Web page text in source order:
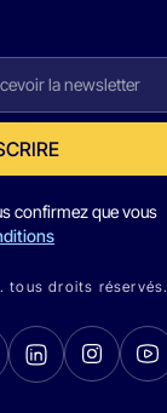
confirmez que vous
tous droits réservés.